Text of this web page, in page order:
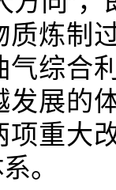
炼制
综合
展的
重大
。